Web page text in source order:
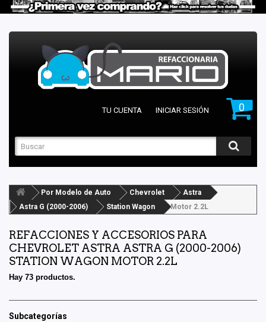
0
TU CUENTA INICIAR SESIÓN
Por Modelo de Auto Chevrolet
Astra
Astra G (2000-2006)
Station Wagon Motor 2.2L
REFACCIONES Y ACCESORIOS PARA
CHEVROLET ASTRA ASTRA G (2000-2006)
STATION WAGON MOTOR 2.2L
Hay 73 productos.
Subcategorías